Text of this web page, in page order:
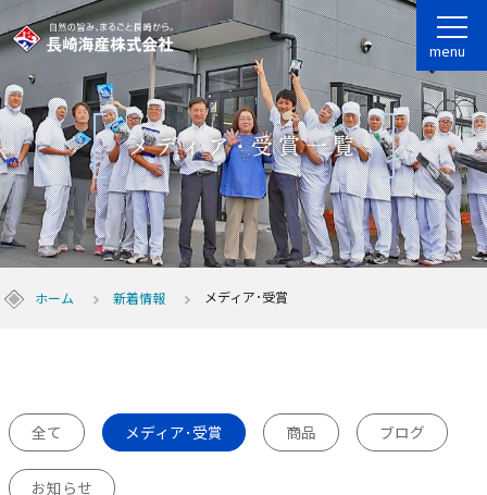
menu
メディア･受賞一覧
ホーム 新着情報 メディア･受賞
全て メディア･受賞 商品 ブログ
お知らせ